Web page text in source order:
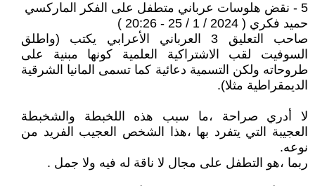
5 - نقض هلوسات عرباني متطفل على الفكر الماركسي
حميد فكري ( 2024 / 1 / 25 - 20:26 )
صاحب التعليق 3 العرباني الأعرابي يكتب (واطلق
السوفيت لقب الاشتراكية العلمية كونها مبنية على
طروحاته ولكن التسمية دعائية كما تسمى المانيا الشرقية
الديمقراطية مثلا).
لا أدري صراحة ،ما سبب هذه اللخبطة والشخبطة
العجيبة التي يتفرد بها ،هذا الشخص العجيب الفريد من
نوعه.
ربما ،هو التطفل على مجال لا ناقة له فيه ولا جمل .